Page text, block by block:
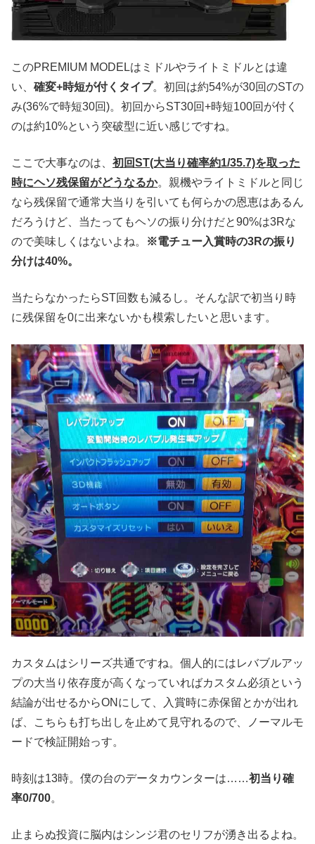
このPREMIUM MODELはミドルやライトミドルとは違
い、 確変+時短が付くタイプ。初回は約54%が30回のSTの
み(36%で時短30回)。初回からST30回+時短100回が付く
のは約10%という突破型に近い感じですね。
ここで大事なのは、 初回ST(大当り確率約1/35.7)を取った
時にヘソ残保留がどうなるか。親機やライトミドルと同じ
なら残保留で通常大当りを引いても何らかの恩恵はあるん
だろうけど、当たってもヘソの振り分けだと90%は3Rな
ので美味しくはないよね。
※電チュー入賞時の3Rの振り
分けは40%。
当たらなかったらST回数も減るし。そんな訳で初当り時
に残保留を0に出来ないかも模索したいと思います。
カスタムはシリーズ共通ですね。個人的にはレバブルアッ
プの大当り依存度が高くなっていればカスタム必須という
結論が出せるからONにして、入賞時に赤保留とかが出れ
ば、こちらも打ち出しを止めて見守れるので、ノーマルモ
ードで検証開始っす。
時刻は13時。僕の台のデータカウンターは……初当り確
率0/700。
止まらぬ投資に脳内はシンジ君のセリフが湧き出るよね。